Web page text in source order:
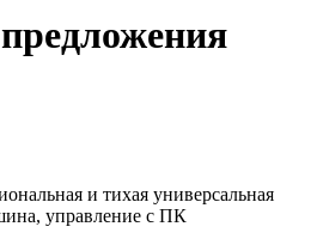
и тихая универсальная
управление с ПК